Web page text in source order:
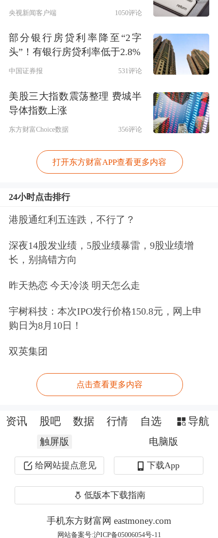
从东方港湾的股权结构来看，截至目
前，天眼查数据显示，但斌持股69%不
变，基金经理黄海平持股2%，执行总
裁周明波持股10%，公司副总兼执行董
事张敏持股10%，副总郑卫锋持股5%，
财务总监吴惠玲持股2%。
但斌个人身份的变更，引发市场诸多猜
测，比如有助于其进行全球资产配置；
于公司总体发展策略，而具体经营与执
行交给新的总经理。
年6月13日，但斌参加东方港湾香港办
国，到布局全球，这不仅是企业发展的
里程碑，更是中国资本力量迈向世界舞
台的生动写照。
央视新闻客户端 1050评论
部分银行房贷利率降至“2字
头”！有银行房贷利率低于2.8%
中国证券报 531评论
美股三大指数震荡整理 费城半
导体指数上涨
东方财富Choice数据 356评论
打开东方财富APP查看更多内容
24小时点击排行
港股通红利五连跌，不行了？
深夜14股发业绩，5股业绩暴雷，9股业绩增
长，别搞错方向
昨天热恋 今天冷淡 明天怎么走
宇树科技：本次IPO发行价格150.8元，网上申
购日为8月10日！
双英集团
点击查看更多内容
资讯 股吧 数据 行情 自选 导航
触屏版 电脑版
给网站提点意见 下载App
低版本下载指南
手机东方财富网 eastmoney.com
网站备案号:沪ICP备05006054号-11